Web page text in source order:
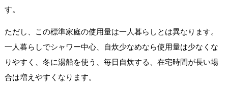
す。
ただし、この標準家庭の使用量は一人暮らしとは異なります。
一人暮らしでシャワー中心、自炊少なめなら使用量は少なくな
りやすく、冬に湯船を使う、毎日自炊する、在宅時間が長い場
合は増えやすくなります。